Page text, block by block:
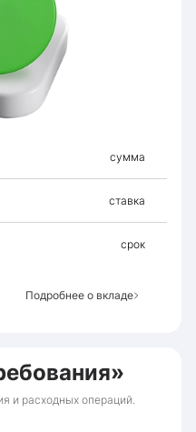
сумма
ставка
срок
Подробнее о вкладе
и расходных операций.